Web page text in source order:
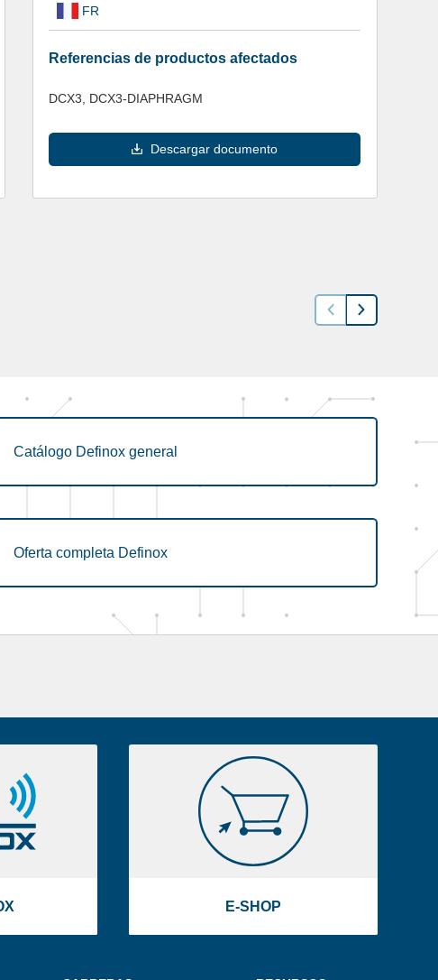
FR
Referencias de productos afectados
DCX3, DCX3-DIAPHRAGM
Descargar documento
Catálogo Definox general
Oferta completa Definox
E-SHOP
SHOP